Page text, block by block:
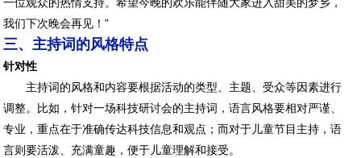
我们下次晚会再见！”
三、主持词的风格特点
针对性
主持词的风格和内容要根据活动的类型、主题、受众等因素进行
调整。比如，针对一场科技研讨会的主持词，语言风格要相对严谨、
专业，重点在于准确传达科技信息和观点；而对于儿童节目主持，语
言则要活泼、充满童趣，便于儿童理解和接受。